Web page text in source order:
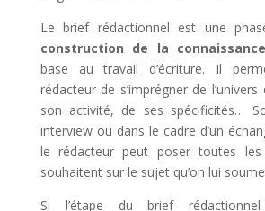
Le brief rédactionnel est une
construction de la connaissance
base au travail d’écriture. Il
rédacteur de s’imprégner de
son activité, de ses spécificités…
interview ou dans le cadre d’un
le rédacteur peut poser toutes les
souhaitent sur le sujet qu’on lui
Si l’étape du brief